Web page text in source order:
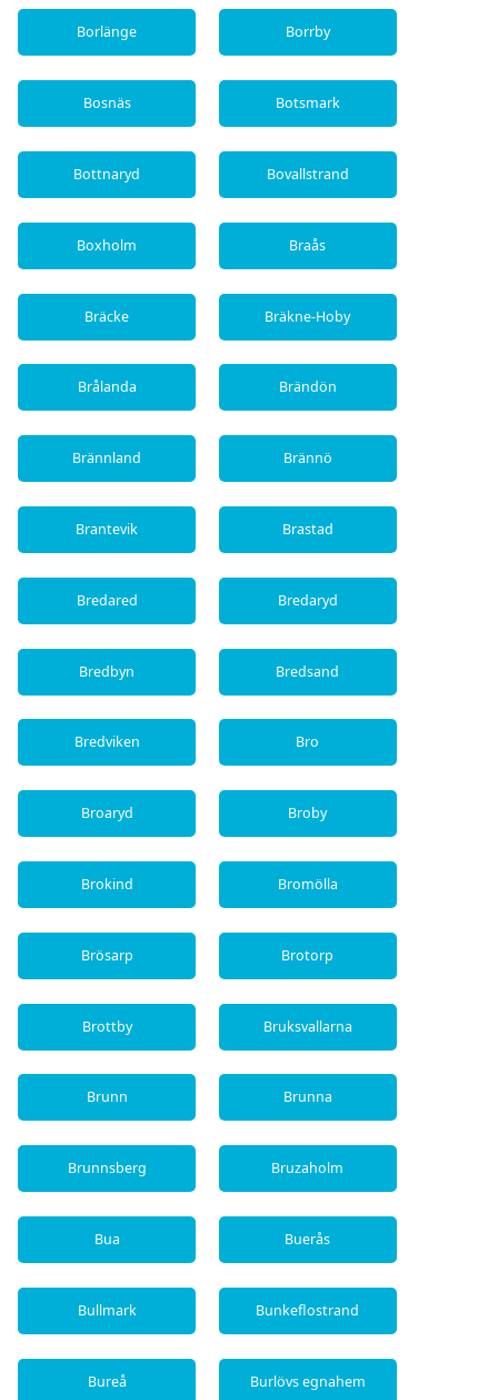
Borlänge Borrby
Bosnäs Botsmark
Bottnaryd Bovallstrand
Boxholm Braås
Bräcke Bräkne-Hoby
Brålanda Brändön
Brännland Brännö
Brantevik Brastad
Bredared Bredaryd
Bredbyn Bredsand
Bredviken Bro
Broaryd Broby
Brokind Bromölla
Brösarp Brotorp
Brottby Bruksvallarna
Brunn Brunna
Brunnsberg Bruzaholm
Bua Buerås
Bullmark Bunkeflostrand
Bureå Burlövs egnahem